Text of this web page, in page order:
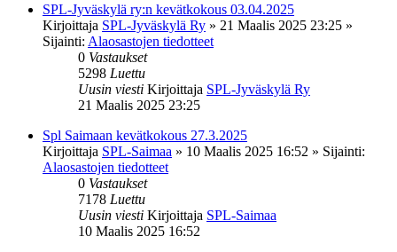
SPL-Jyväskylä ry:n kevätkokous 03.04.2025
Kirjoittaja SPL-Jyväskylä Ry » 21 Maalis 2025 23:25 »
Sijainti: Alaosastojen tiedotteet
0 Vastaukset
5298 Luettu
Uusin viesti Kirjoittaja SPL-Jyväskylä Ry
21 Maalis 2025 23:25
Spl Saimaan kevätkokous 27.3.2025
Kirjoittaja SPL-Saimaa » 10 Maalis 2025 16:52 » Sijainti:
Alaosastojen tiedotteet
0 Vastaukset
7178 Luettu
Uusin viesti Kirjoittaja SPL-Saimaa
10 Maalis 2025 16:52